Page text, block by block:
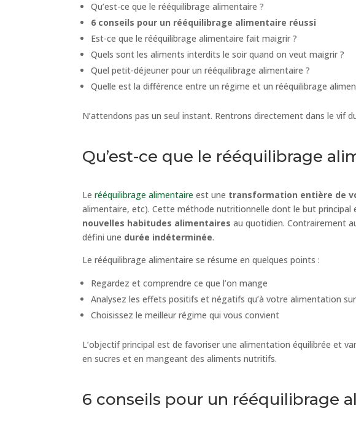
Qu’est-ce que le rééquilibrage alimentaire ?
6 conseils pour un rééquilibrage alimentaire réussi
Est-ce que le rééquilibrage alimentaire fait maigrir ?
Quels sont les aliments interdits le soir quand on veut maigrir ?
Quel petit-déjeuner pour un rééquilibrage alimentaire ?
Quelle est la différence entre un régime et un rééquilibrage
N’attendons pas un seul instant. Rentrons directement dans le vif
Qu’est-ce que le rééquilibrage
Lerééquilibrage alimentaire est une transformation entière de
alimentaire, etc). Cette méthode nutritionnelle dont le but principal
nouvelles habitudes alimentaires au quotidien. Contrairement
défini une durée indéterminée.
Le rééquilibrage alimentaire se résume en quelques points :
Regardez et comprendre ce que l’on mange
Analysez les effets positifs et négatifs qu’à votre alimentation
Choisissez le meilleur régime qui vous convient
L’objectif principal est de favoriser une alimentation équilibrée et
en sucres et en mangeant des aliments nutritifs.
6 conseils pour un rééquilibrage